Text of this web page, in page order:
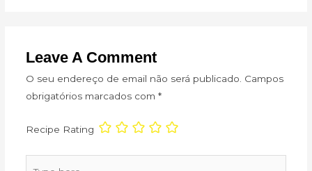
Leave A Comment
O seu endereço de email não será publicado. Campos
obrigatórios marcados com *
Recipe Rating